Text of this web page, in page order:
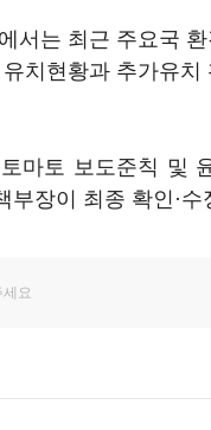
서는 최근 주요국
치현황과 추가유치
마토 보도준칙 및
부장이 최종 확인·수